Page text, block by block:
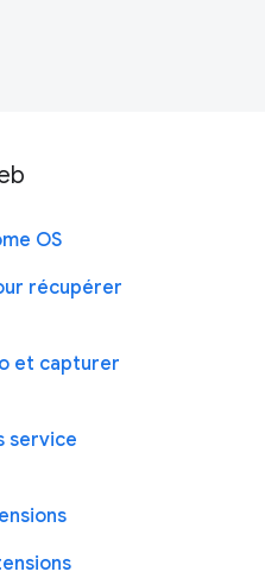
OS
récupérer
et capturer
service